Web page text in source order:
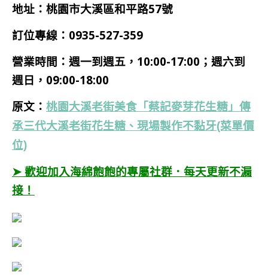
地址：桃園市大溪區和平路57號
訂位專線：0935-527-359
營業時間：週一到週五，10:00-17:00；週六到
週日，09:00-18:00
原文： 桃園大溪老街美食「蔡記麥芽花生糖」傳
承三代大溪老街花生糖、現場製作不黏牙(菜單價
位)
➤ 歡迎加入海綿飽飽的專屬社群．每天更新不漏
接！